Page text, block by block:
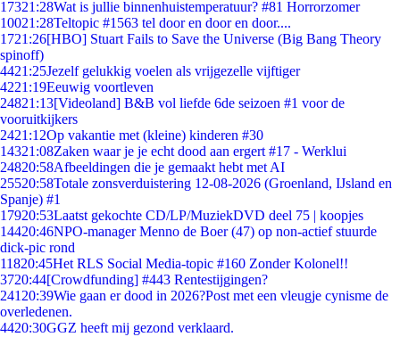
17321:28Wat is jullie binnenhuistemperatuur? #81 Horrorzomer
10021:28Teltopic #1563 tel door en door en door....
1721:26[HBO] Stuart Fails to Save the Universe (Big Bang Theory
spinoff)
4421:25Jezelf gelukkig voelen als vrijgezelle vijftiger
4221:19Eeuwig voortleven
24821:13[Videoland] B&B vol liefde 6de seizoen #1 voor de
vooruitkijkers
2421:12Op vakantie met (kleine) kinderen #30
14321:08Zaken waar je je echt dood aan ergert #17 - Werklui
24820:58Afbeeldingen die je gemaakt hebt met AI
25520:58Totale zonsverduistering 12-08-2026 (Groenland, IJsland en
Spanje) #1
17920:53Laatst gekochte CD/LP/MuziekDVD deel 75 | koopjes
14420:46NPO-manager Menno de Boer (47) op non-actief stuurde
dick-pic rond
11820:45Het RLS Social Media-topic #160 Zonder Kolonel!!
3720:44[Crowdfunding] #443 Rentestijgingen?
241 20:39Wie gaan er dood in 2026?Post met een vleugje cynisme de
overledenen.
4420:30GGZ heeft mij gezond verklaard.